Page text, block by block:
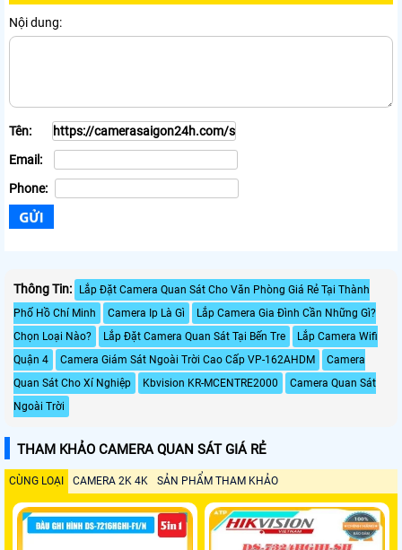
Nội dung:
Tên:
Email:
Phone:
Thông Tin:
Lắp Đặt Camera Quan Sát Cho Văn Phòng Giá Rẻ Tại Thành
Phố Hồ Chí Minh
Camera Ip Là Gì
Lắp Camera Gia Đình Cần Những Gì?
Chọn Loại Nào?
Lắp Đặt Camera Quan Sát Tại Bến Tre
Lắp Camera Wifi
Quận 4
Camera Giám Sát Ngoài Trời Cao Cấp VP-162AHDM
Camera
Quan Sát Cho Xí Nghiệp
Kbvision KR-MCENTRE2000
Camera Quan Sát
Ngoài Trời
THAM KHẢO CAMERA QUAN SÁT GIÁ RẺ
CÙNG LOẠI CAMERA 2K 4K SẢN PHẨM THAM KHẢO